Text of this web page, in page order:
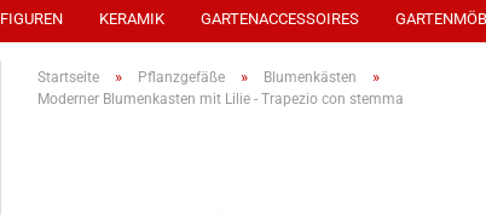
(0)521
9886494
FIGUREN KERAMIK GARTENACCESSOIRES
Startseite » Pflanzgefäße » Blumenkästen »
Moderner Blumenkasten mit Lilie - Trapezio con stemma